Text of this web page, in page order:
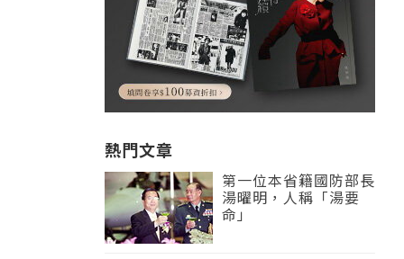
熱門文章
第一位本省籍國防部長
湯曜明，人稱「湯要
命」